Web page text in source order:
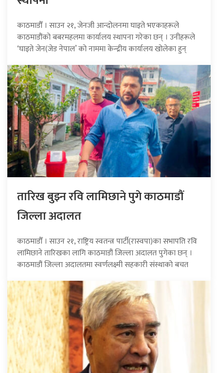
काठमाडौँ । साउन २१, जेनजी आन्दोलनमा घाइते भएकाहरूले
काठमाडौंको बबरमहलमा कार्यालय स्थापना गरेका छन् । उनीहरूले
‘घाइते जेन(जेड नेपाल’ को नाममा केन्द्रीय कार्यालय खोलेका हुन्
तारिख बुझ्न रवि लामिछाने पुगे काठमाडौं
जिल्ला अदालत
काठमाडौँ । साउन २१, राष्ट्रिय स्वतन्त्र पार्टी(रास्वपा)का सभापति रवि
लामिछाने तारिखका लागि काठमाडौं जिल्ला अदालत पुगेका छन् ।
काठमाडौं जिल्ला अदालतमा स्वर्णलक्ष्मी सहकारी संस्थाको बचत